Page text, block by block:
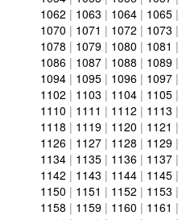
1062 | 1063 | 1064 | 1065 |
1070 | 1071 | 1072 | 1073 |
1078 | 1079 | 1080 | 1081 |
1086 | 1087 | 1088 | 1089 |
1094 | 1095 | 1096 | 1097 |
1102 | 1103 | 1104 | 1105 |
1110 | 1111 | 1112 | 1113 |
1118 | 1119 | 1120 | 1121 |
1126 | 1127 | 1128 | 1129 |
1134 | 1135 | 1136 | 1137 |
1142 | 1143 | 1144 | 1145 |
1150 | 1151 | 1152 | 1153 |
1158 | 1159 | 1160 | 1161 |